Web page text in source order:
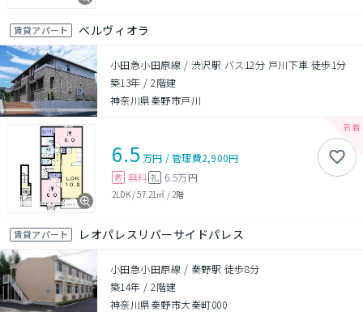
賃貸アパート ベルヴィオラ
小田急小田原線 / 渋沢駅 バス12分 戸川下車 徒歩1分
築13年 /2階建
神奈川県秦野市戸川
6.5 万円 /管理費2,900円
敷 無料 礼 6.5万円
2LDK/57.21㎡ / 2階
賃貸アパート レオパレスリバーサイドパレス
小田急小田原線 / 秦野駅 徒歩8分
築14年 /2階建
神奈川県秦野市大秦町000